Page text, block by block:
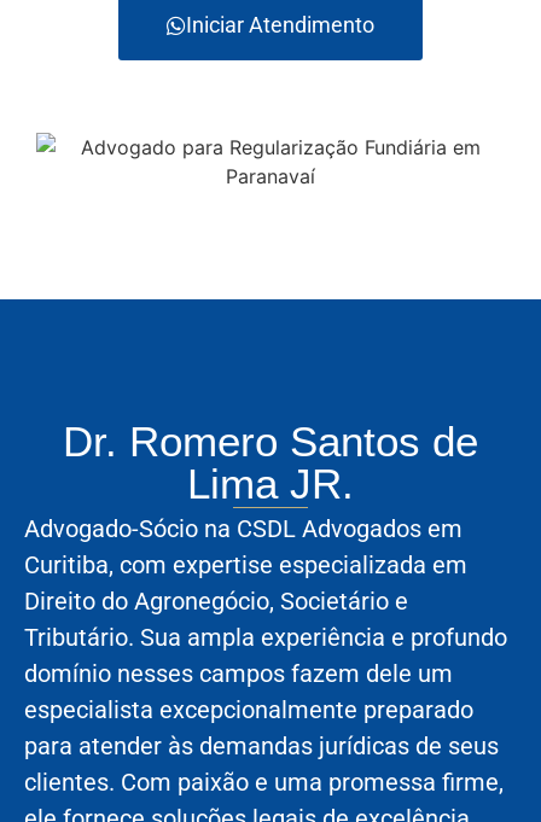
Iniciar Atendimento
Dr. Romero Santos de
Lima JR.
Advogado-Sócio na CSDL Advogados em
Curitiba, com expertise especializada em
Direito do Agronegócio, Societário e
Tributário. Sua ampla experiência e profundo
domínio nesses campos fazem dele um
especialista excepcionalmente preparado
para atender às demandas jurídicas de seus
clientes. Com paixão e uma promessa firme,